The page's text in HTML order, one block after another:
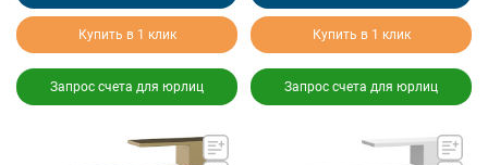
Купить в 1 клик
Запрос счета для юрлиц
Купить в 1 клик
Запрос счета для юрлиц